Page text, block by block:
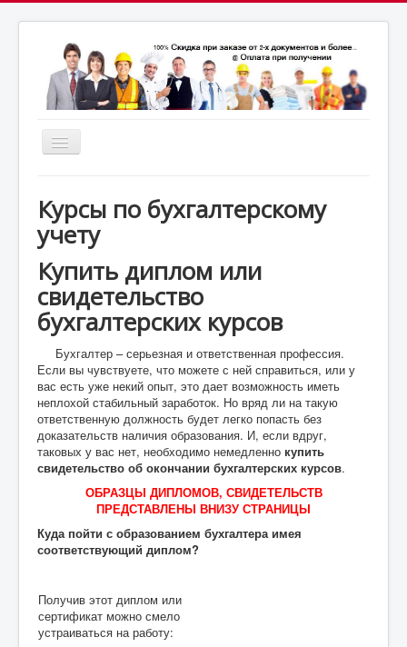
Включить/
Курсы по бухгалтерскому
учету
Купить диплом или
свидетельство
бухгалтерских курсов
Бухгалтер – серьезная и ответственная профессия.
Если вы чувствуете, что можете с ней справиться, или у
вас есть уже некий опыт, это дает возможность иметь
неплохой стабильный заработок. Но вряд ли на такую
ответственную должность будет легко попасть без
доказательств наличия образования. И, если вдруг,
таковых у вас нет, необходимо немедленно купить
свидетельство об окончании бухгалтерских курсов.
ОБРАЗЦЫ ДИПЛОМОВ, СВИДЕТЕЛЬСТВ
ПРЕДСТАВЛЕНЫ ВНИЗУ СТРАНИЦЫ
Куда пойти с образованием бухгалтера имея
соответствующий диплом?
Получив этот диплом или
сертификат можно смело
устраиваться на работу: